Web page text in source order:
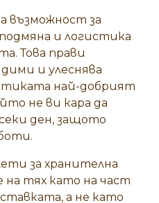
възможност за
и логистика
Това прави
и улеснява
най-добрият
не ви кара да
ден, защото
за хранителна
на тях като на част
а не като